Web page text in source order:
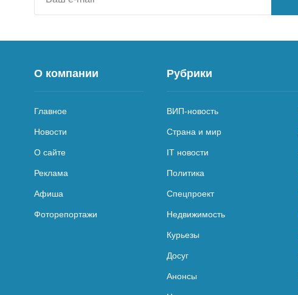
О компании
Главное
Новости
О сайте
Реклама
Афиша
Фоторепортажи
Рубрики
ВИП-новость
Страна и мир
IT новости
Политика
Спецпроект
Недвижимость
Курьезы
Досуг
Анонсы